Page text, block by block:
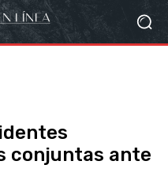
conjuntas ante